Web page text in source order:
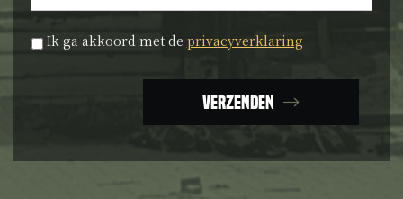
Privacyverklaring *
Ik ga akkoord met de privacyverklaring
Verzenden